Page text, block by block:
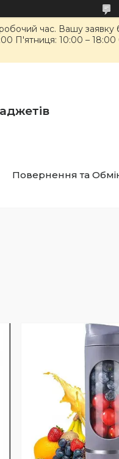
робочий час. Вашу
П'ятниця: 10:00 – 18:00
Повернення та